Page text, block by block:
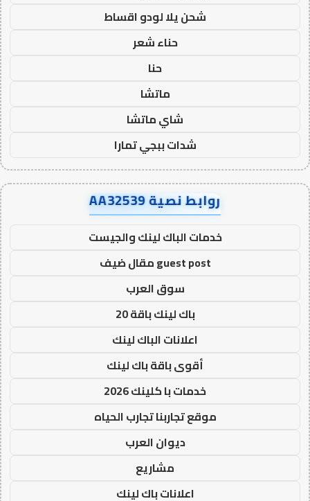
شحن يلا لودو اقساط
حناء شعر
حنا
ماتشا
شاي ماتشا
شدات ببجي تمارا
روابط نصية AA32539
خدمات الباك لينك والجيست
guest post مقال ضيف
سوق العرب
باك لينك باقة 20
اعلانات الباك لينك
أقوى باقة باك لينك
خدمات با كلينك 2026
موقع تجاربنا تجارب الحياه
ديوان العرب
مشاريع
اعلانات باك لينك